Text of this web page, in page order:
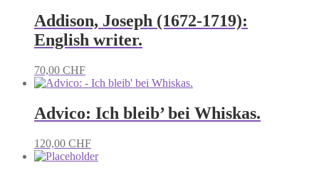
Addison, Joseph (1672-1719):
English writer.
70,00 CHF
Advico: Ich bleib’ bei Whiskas.
120,00 CHF